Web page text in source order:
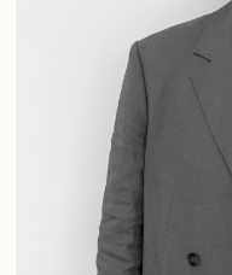
Онлайн-доступ
на 6 месяцев